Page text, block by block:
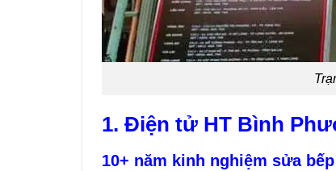
1. Điện tử HT Bình
10+ năm kinh nghiệm sửa